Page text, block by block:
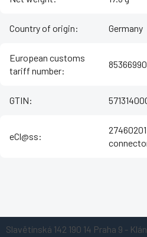
Country of origin: Germany
European customs
tariff number:
85366990
GTIN:
eCl@ss:
Slavětínská 142 190 14 Praha 9 -